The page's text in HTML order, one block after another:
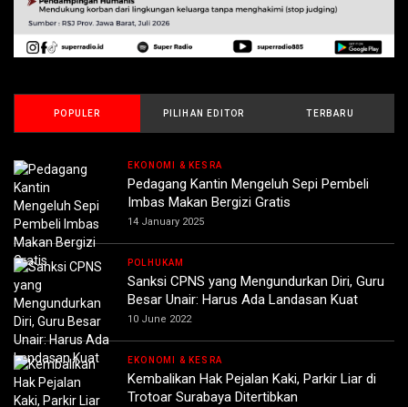
POPULER PILIHAN EDITOR TERBARU
EKONOMI & KESRA
Pedagang Kantin Mengeluh Sepi Pembeli
Imbas Makan Bergizi Gratis
14 January 2025
POLHUKAM
Sanksi CPNS yang Mengundurkan Diri, Guru
Besar Unair: Harus Ada Landasan Kuat
10 June 2022
EKONOMI & KESRA
Kembalikan Hak Pejalan Kaki, Parkir Liar di
Trotoar Surabaya Ditertibkan